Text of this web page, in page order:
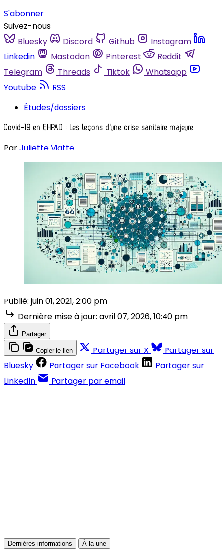
S'abonner
Suivez-nous
Bluesky
Discord Github
Instagram
Linkedin
Mastodon Pinterest
Reddit
Telegram
Threads Tiktok
Whatsapp
Youtube
RSS
Études/dossiers
Covid-19 en EHPAD : Les leçons d'une crise sanitaire majeure
ParJuliette Viatte
Publié: juin 01, 2021, 2:00 pm
Dernière mise à jour: avril 07, 2026, 10:40 pm
Partager
Copier le lien Partager sur X
Partager sur
Bluesky
Partager sur Facebook
Partager sur
LinkedIn
Partager par email
Dernières informations À la une